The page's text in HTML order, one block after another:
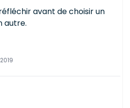
avant de choisir un
autre.